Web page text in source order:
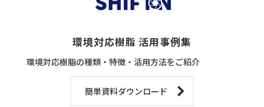
環境対応樹脂 活用事例集
環境対応樹脂の種類・特徴・活用方法をご紹介
簡単資料ダウンロード